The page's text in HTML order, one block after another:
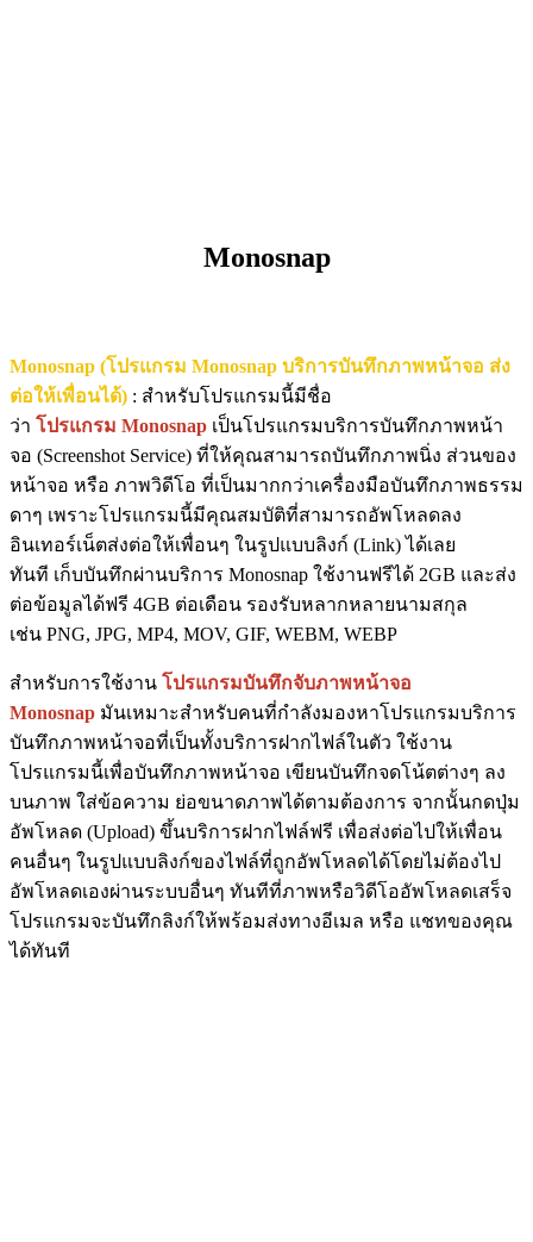
Monosnap
Monosnap (โปรแกรม Monosnap บริการบันทึกภาพหน้าจอ ส่ง
ต่อให้เพื่อนได้) : สำหรับโปรแกรมนี้มีชื่อ
ว่า โปรแกรม Monosnap เป็นโปรแกรมบริการบันทึกภาพหน้า
จอ (Screenshot Service) ที่ให้คุณสามารถบันทึกภาพนิ่ง ส่วนของ
หน้าจอ หรือ ภาพวิดีโอ ที่เป็นมากกว่าเครื่องมือบันทึกภาพธรรม
ดาๆ เพราะโปรแกรมนี้มีคุณสมบัติที่สามารถอัพโหลดลง
อินเทอร์เน็ตส่งต่อให้เพื่อนๆ ในรูปแบบลิงก์ (Link) ได้เลย
ทันที เก็บบันทึกผ่านบริการ Monosnap ใช้งานฟรีได้ 2GB และส่ง
ต่อข้อมูลได้ฟรี 4GB ต่อเดือน รองรับหลากหลายนามสกุล
เช่น PNG, JPG, MP4, MOV, GIF, WEBM, WEBP
สำหรับการใช้งาน โปรแกรมบันทึกจับภาพหน้าจอ
Monosnap มันเหมาะสำหรับคนที่กำลังมองหาโปรแกรมบริการ
บันทึกภาพหน้าจอที่เป็นทั้งบริการฝากไฟล์ในตัว ใช้งาน
โปรแกรมนี้เพื่อบันทึกภาพหน้าจอ เขียนบันทึกจดโน้ตต่างๆ ลง
บนภาพ ใส่ข้อความ ย่อขนาดภาพได้ตามต้องการ จากนั้นกดปุ่ม
อัพโหลด (Upload) ขึ้นบริการฝากไฟล์ฟรี เพื่อส่งต่อไปให้เพื่อน
คนอื่นๆ ในรูปแบบลิงก์ของไฟล์ที่ถูกอัพโหลดได้โดยไม่ต้องไป
อัพโหลดเองผ่านระบบอื่นๆ ทันทีที่ภาพหรือวิดีโออัพโหลดเสร็จ
โปรแกรมจะบันทึกลิงก์ให้พร้อมส่งทางอีเมล หรือ แชทของคุณ
ได้ทันที